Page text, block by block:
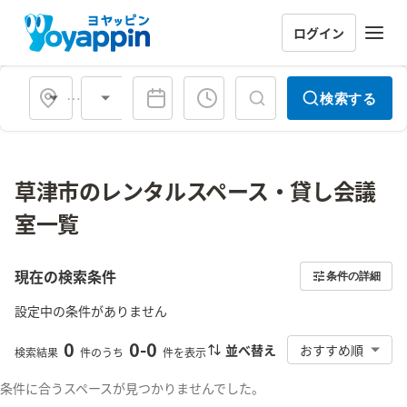
ログイン
会場タイプ 検索する
草津市のレンタルスペース・貸し会議
室一覧
現在の検索条件 条件の詳細
設定中の条件がありません
検索結果 0 件のうち 0-0 件を表示 並べ替え おすすめ順
条件に合うスペースが見つかりませんでした。